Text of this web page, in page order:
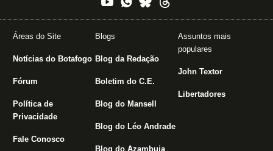
Áreas do Site
Notícias do Botafogo
Fórum
Política de
Privacidade
Fale Conosco
Blogs
Blog da Redação
Boletim do C.E.
Blog do Mansell
Blog do Léo Andrade
Blog do Azambuja
Assuntos mais
populares
John Textor
Libertadores